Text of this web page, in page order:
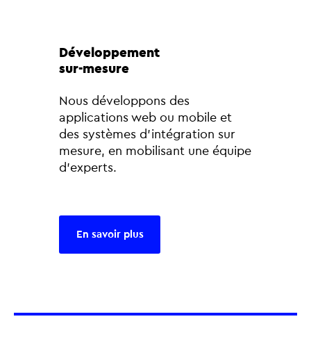
Développement
sur-mesure
Nous développons des
applications web ou mobile et
des systèmes d’intégration sur
mesure, en mobilisant une équipe
d’experts.
En savoir plus